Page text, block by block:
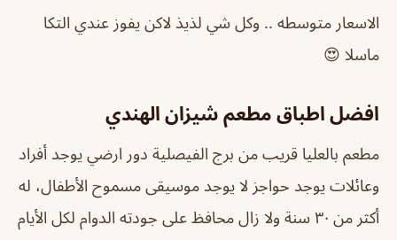
الاسعار متوسطه .. وكل شي لذيذ لاكن يفوز عندي التكا
ماسلا 😍
افضل اطباق مطعم شيزان الهندي
مطعم بالعليا قريب من برج الفيصلية دور ارضي يوجد أفراد
وعائلات يوجد حواجز لا يوجد موسيقى مسموح الأطفال، له
أكثر من ٣٠ سنة ولا زال محافظ على جودته الدوام لكل الأيام